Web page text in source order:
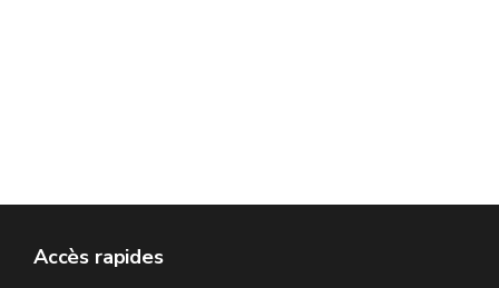
Accès rapides